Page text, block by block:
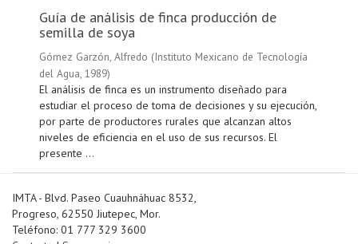
Guía de análisis de finca producción de
semilla de soya
Gómez Garzón, Alfredo (Instituto Mexicano de Tecnología
del Agua, 1989)
El análisis de finca es un instrumento diseñado para
estudiar el proceso de toma de decisiones y su ejecución,
por parte de productores rurales que alcanzan altos
niveles de eficiencia en el uso de sus recursos. El
presente ...
IMTA - Blvd. Paseo Cuauhnáhuac 8532,
Progreso, 62550 Jiutepec, Mor.
Teléfono: 01 777 329 3600